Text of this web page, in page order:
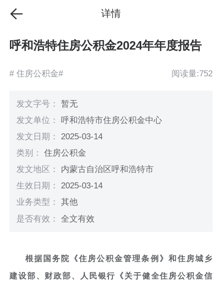
详情
呼和浩特住房公积金2024年年度报告
# 住房公积金# 阅读量:752
发文字号：暂无
发文单位： 呼和浩特市住房公积金中心
发文日期： 2025-03-14
类别：住房公积金
发文地区： 内蒙古自治区呼和浩特市
生效日期： 2025-03-14
业务类型：其他
是否有效：全文有效
根据国务院《住房公积金管理条例》和住房城乡
建设部、财政部、人民银行《关于健全住房公积金信